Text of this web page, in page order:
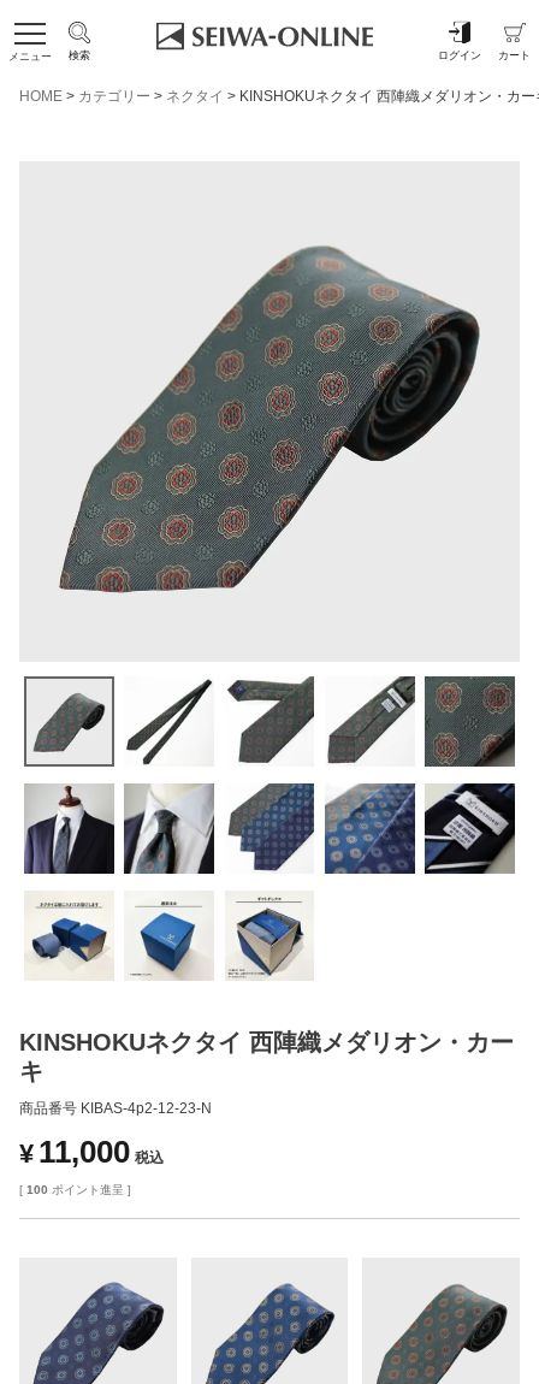
メニュー 検索 ログイン カート
HOME カテゴリー ネクタイ KINSHOKUネクタイ 西陣織メダリオン・カー
KINSHOKUネクタイ 西陣織メダリオン・カー
キ
商品番号 KIBAS-4p2-12-23-N
¥ 11,000 税込
[ 100 ポイント進呈 ]